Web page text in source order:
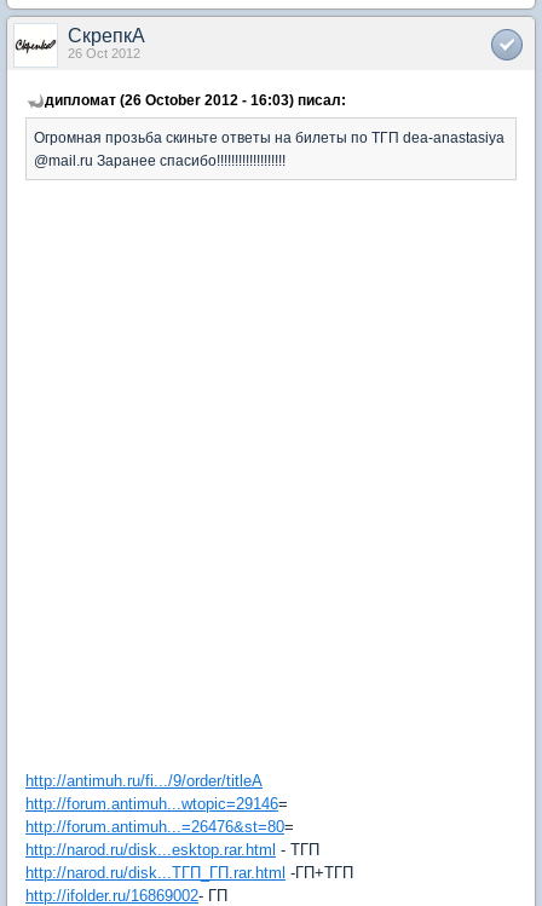
СкрепкА
26 Oct 2012
дипломат (26 October 2012 - 16:03) писал:
Огромная прозьба скиньте ответы на билеты по ТГП dea-anastasiya
@mail.ru Заранее спасибо!!!!!!!!!!!!!!!!!!!
http://antimuh.ru/fi.../9/order/titleA
http://forum.antimuh...wtopic=29146=
http://forum.antimuh...=26476&st=80=
http://narod.ru/disk...esktop.rar.html - ТГП
http://narod.ru/disk...ТГП_ГП.rar.html -ГП+ТГП
http://ifolder.ru/16869002- ГП